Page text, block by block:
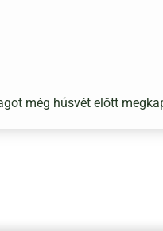
még húsvét előtt